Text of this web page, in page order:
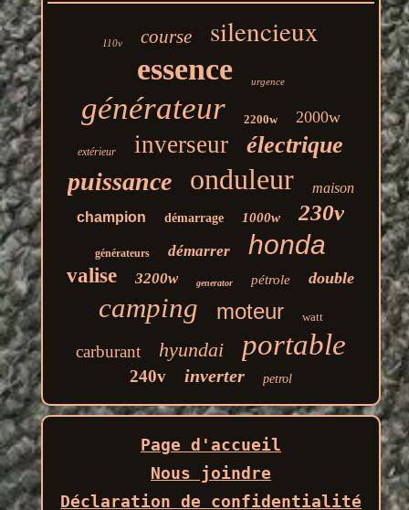
110v course silencieux
essence urgence
générateur 2200w 2000w
extérieur inverseur électrique
puissance onduleur
maison
champion
démarrage 1000w 230v
générateurs démarrer honda
valise 3200w generator pétrole double
camping moteur watt
carburant hyundai portable
240v inverter petrol
Page d'accueil
Nous joindre
Déclaration de confidentialité